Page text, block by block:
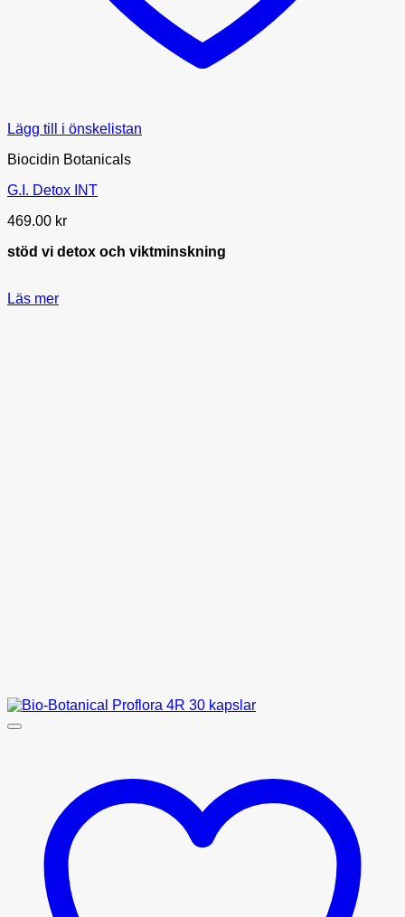
Lägg till i önskelistan
Biocidin Botanicals
G.I. Detox INT
469.00 kr
stöd vi detox och viktminskning
Läs mer